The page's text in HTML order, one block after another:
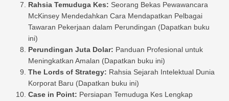
Rahsia Temuduga Kes: Seorang Bekas Pewawancara
McKinsey Mendedahkan Cara Mendapatkan Pelbagai
Tawaran Pekerjaan dalam Perundingan (Dapatkan buku
ini)
Perundingan Juta Dolar: Panduan Profesional untuk
Meningkatkan Amalan (Dapatkan buku ini)
The Lords of Strategy: Rahsia Sejarah Intelektual Dunia
Korporat Baru (Dapatkan buku ini)
Case in Point: Persiapan Temuduga Kes Lengkap